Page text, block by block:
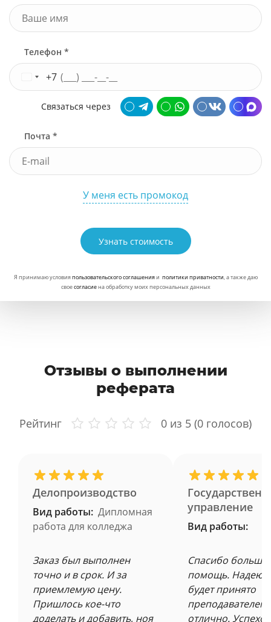
Телефон *
+7
Связаться через
Почта *
У меня есть промокод
Узнать стоимость
Я принимаю условияпользовательского соглашенияи политики приватности, а также даю
своесогласиена обработку моих персональных данных
Отзывы о выполнении
реферата
Рейтинг 0 из 5 (0 голосов)
Делопроизводство
Вид работы: Дипломная
работа для колледжа
Заказ был выполнен
точно и в срок. И за
приемлемую цену.
Пришлось кое-что
доделать и добавить, ноя
управление
Вид работы:
Спасибо
помощь.
будет принято
преподавателем
отлично.